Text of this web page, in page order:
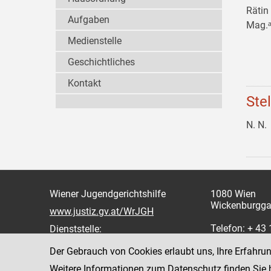
Rätin
N. N.
Aufgaben
Medienstelle
Geschichtliches
Kontakt
Wiener Jugendgerichtshilfe
www.justiz.gv.at/WrJGH
Dienststelle:
1080 Wien
Telefon: + 43
Fax: +43 1
Der Gebrauch von Cookies erlaubt uns, Ihre